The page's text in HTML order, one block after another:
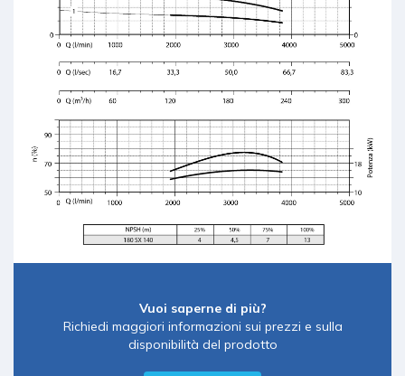
Vuoi saperne di più?
Richiedi maggiori informazioni sui prezzi e sulla
disponibilità del prodotto